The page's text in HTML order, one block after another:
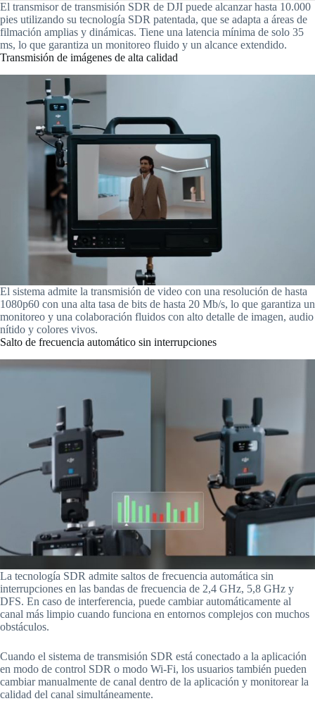
El transmisor de transmisión SDR de DJI puede alcanzar hasta 10.000
pies utilizando su tecnología SDR patentada, que se adapta a áreas de
filmación amplias y dinámicas. Tiene una latencia mínima de solo 35
ms, lo que garantiza un monitoreo fluido y un alcance extendido.
Transmisión de imágenes de alta calidad
El sistema admite la transmisión de video con una resolución de hasta
1080p60 con una alta tasa de bits de hasta 20 Mb/s, lo que garantiza un
monitoreo y una colaboración fluidos con alto detalle de imagen, audio
nítido y colores vivos.
Salto de frecuencia automático sin interrupciones
La tecnología SDR admite saltos de frecuencia automática sin
interrupciones en las bandas de frecuencia de 2,4 GHz, 5,8 GHz y
DFS. En caso de interferencia, puede cambiar automáticamente al
canal más limpio cuando funciona en entornos complejos con muchos
obstáculos.
Cuando el sistema de transmisión SDR está conectado a la aplicación
en modo de control SDR o modo Wi-Fi, los usuarios también pueden
cambiar manualmente de canal dentro de la aplicación y monitorear la
calidad del canal simultáneamente.